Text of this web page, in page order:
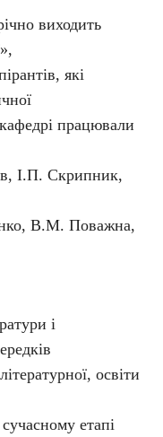
виходить
які
працювали
І.П. Скрипник,
В.М. Поважна,
і
освіти
етапі